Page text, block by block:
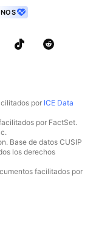
por ICE Data
por FactSet.
Base de datos CUSIP
los derechos
facilitados por